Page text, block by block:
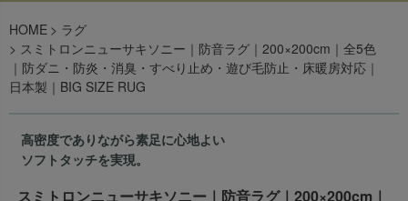
お見舞い申し上げます。 この地震の影響により、現在、一
部地域を発着するお荷物のお届けに遅れが生じておりま
す。
・九州から全国あてのお荷物
なお、今後の被害状況や交通規制などにより、対象地域や
当店は は2026年8月11日(火)～2026年8月16日(日)
を休業とさせて頂きます。
休業中のご注文に関しては自動返信メールは届きますが、
当店からの注文確認メールの送信、当店へのお問い合わせ
へのご返答ができかねます。 休業明けから順次送信させて
いただきますのでよろしくお願いいたします。
出荷センターも休業となりますため、休業期間中のご注文
商品の出荷は 2026年8月18日(火)以降となります。
HOME
ラグ
スミトロンニューサキソニー｜防音ラグ｜200×200cm｜全5色
｜防ダニ・防炎・消臭・すべり止め・遊び毛防止・床暖房対応｜
日本製｜BIG SIZE RUG
高密度でありながら素足に心地よい
ソフトタッチを実現。
スミトロンニューサキソニー｜防音ラグ｜200×200cm｜